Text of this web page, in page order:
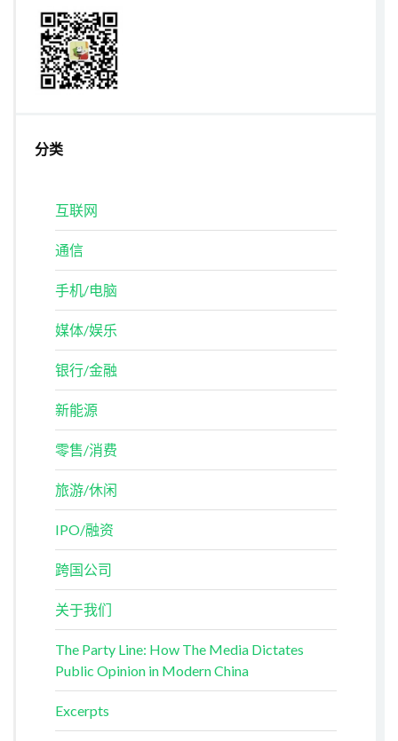
分类
互联网
通信
手机/电脑
媒体/娱乐
银行/金融
新能源
零售/消费
旅游/休闲
IPO/融资
跨国公司
关于我们
The Party Line: How The Media Dictates
Public Opinion in Modern China
Excerpts